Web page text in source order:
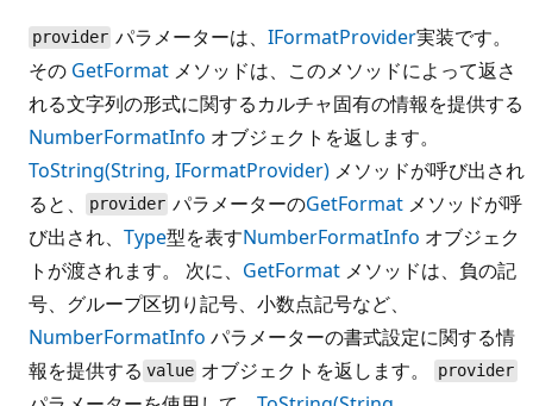
provider パラメーターは、IFormatProvider実装です。
その GetFormat メソッドは、このメソッドによって返さ
れる文字列の形式に関するカルチャ固有の情報を提供する
NumberFormatInfo オブジェクトを返します。
ToString(String, IFormatProvider) メソッドが呼び出され
ると、
provider パラメーターのGetFormat メソッドが呼
び出され、 Type型を表すNumberFormatInfo オブジェク
トが渡されます。 次に、 GetFormat メソッドは、負の記
号、グループ区切り記号、小数点記号など、
NumberFormatInfo パラメーターの書式設定に関する情
報を提供する value オブジェクトを返します。 provider